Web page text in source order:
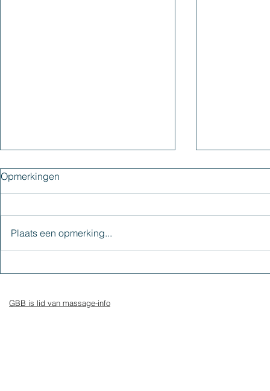
weg zitten
Opmerkingen
Plaats een opmerking...
GBB is lid van massage-info